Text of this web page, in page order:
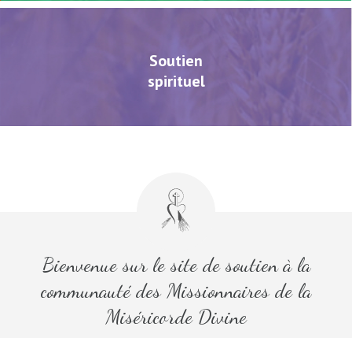
Soutien
spirituel
Bienvenue sur le site de soutien à la
communauté des Missionnaires de la
Miséricorde Divine